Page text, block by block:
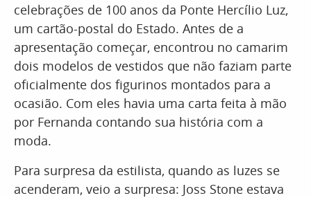
celebrações de 100 anos da Ponte Hercílio Luz,
um cartão-postal do Estado. Antes de a
apresentação começar, encontrou no camarim
dois modelos de vestidos que não faziam parte
oficialmente dos figurinos montados para a
ocasião. Com eles havia uma carta feita à mão
por Fernanda contando sua história com a
moda.
Para surpresa da estilista, quando as luzes se
acenderam, veio a surpresa: Joss Stone estava